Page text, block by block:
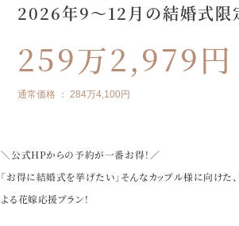
2026年9～12月の結婚式限
259万2,979
284万4,100
＼公式HPからの予約が一番お得！／
「お得に結婚式を挙げたい」そんなカップル様に向けた
よる花嫁応援プラン！